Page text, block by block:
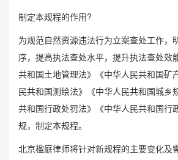
制定本规程的作用?
为规范自然资源违法行为立案查处工作，
序，提高执法查处水平，提升执法查处效
共和国土地管理法》《中华人民共和国矿
民共和国测绘法》《中华人民共和国城乡
共和国行政处罚法》《中华人民共和国行
规，制定本规程。
北京楹庭律师将针对新规程的主要变化及